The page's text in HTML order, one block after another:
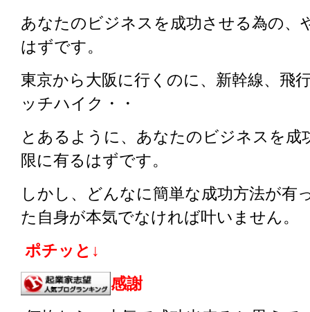
あなたのビジネスを成功させる為の、
はずです。
東京から大阪に行くのに、新幹線、飛
ッチハイク・・
とあるように、あなたのビジネスを成
限に有るはずです。
しかし、どんなに簡単な成功方法が有
た自身が本気でなければ叶いません。
ポチッと↓
感謝